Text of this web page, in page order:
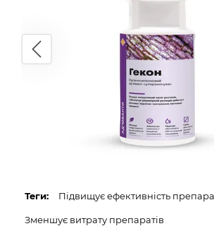
Теги: Підвищує ефективність
Зменшує витрату препаратів